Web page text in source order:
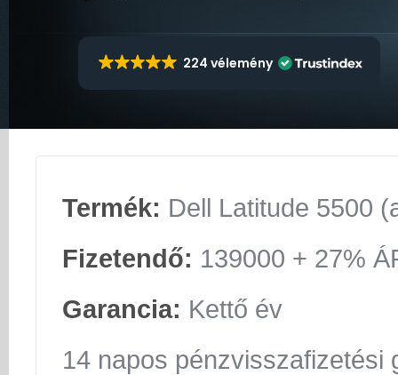
224 vélemény
Termék: Dell Latitude 5500
Fizetendő: 139000 + 27%
Garancia: Kettő év
14 napos pénzvisszafizetési